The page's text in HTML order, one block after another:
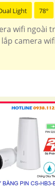
LẮP
Trời imou
Light 78°
wifi ngoài
camera